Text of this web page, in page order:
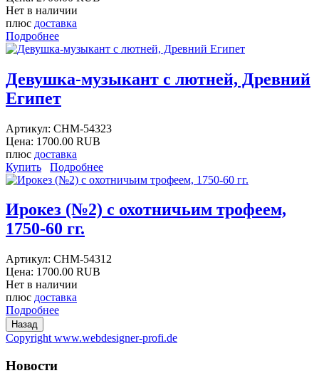
Нет в наличии
плюс доставка
Подробнее
Девушка-музыкант с лютней, Древний
Египет
Артикул: CHM-54323
Цена: 1700.00 RUB
плюс доставка
Купить
Подробнее
Ирокез (№2) с охотничьим трофеем,
1750-60 гг.
Артикул: CHM-54312
Цена: 1700.00 RUB
Нет в наличии
плюс доставка
Подробнее
Copyright www.webdesigner-profi.de
Новости